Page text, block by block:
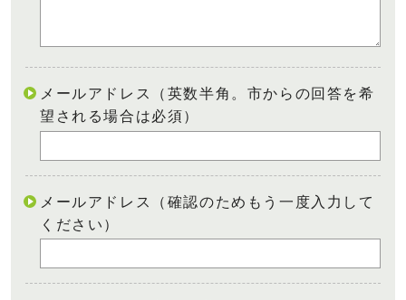
メールアドレス（英数半角。市からの回答を希
望される場合は必須）
メールアドレス（確認のためもう一度入力して
ください）